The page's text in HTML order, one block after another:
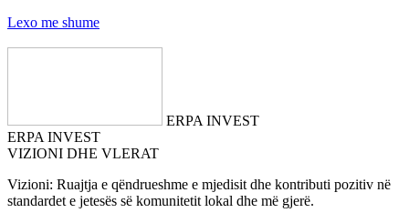
Lexo me shume
ERPA INVEST
ERPA INVEST
VIZIONI DHE VLERAT
Vizioni: Ruajtja e qëndrueshme e mjedisit dhe kontributi pozitiv në
standardet e jetesës së komunitetit lokal dhe më gjerë.